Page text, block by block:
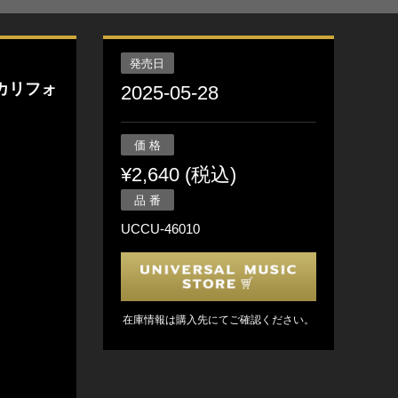
リフォ
発売日
2025-05-28
価 格
¥2,640 (税込)
品 番
UCCU-46010
在庫情報は購入先にてご確認ください。